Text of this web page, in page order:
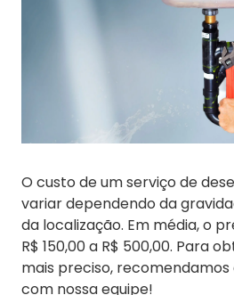
O custo de um serviço de
variar dependendo da
da localização. Em média, o
R$ 150,00 a R$ 500,00. Para
mais preciso,
com nossa equipe!